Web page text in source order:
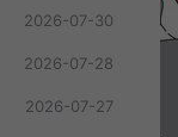
2026-07-30
2026-07-28
2026-07-27